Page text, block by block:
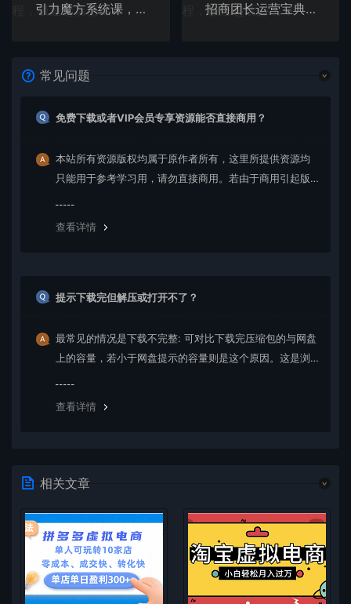
引力魔方系统课，让你掌握低PPC高ROI玩法，价值299元
招商团长运营宝典，从0基础小白到精通
常见问题
免费下载或者VIP会员专享资源能否直接商用？
本站所有资源版权均属于原作者所有，这里所提供资源均
只能用于参考学习用，请勿直接商用。若由于商用引起版
查看详情
提示下载完但解压或打开不了？
最常见的情况是下载不完整: 可对比下载完压缩包的与网盘
上的容量，若小于网盘提示的容量则是这个原因。这是浏
查看详情
相关文章